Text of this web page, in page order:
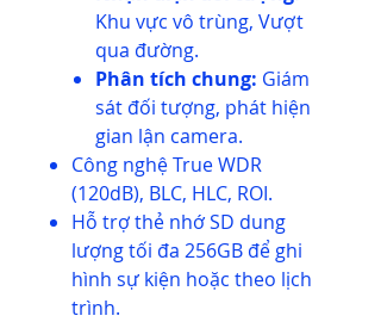
Khu vực vô trùng, Vượt
qua đường.
Phân tích chung: Giám
sát đối tượng, phát hiện
gian lận camera.
Công nghệ True WDR
(120dB), BLC, HLC, ROI.
Hỗ trợ thẻ nhớ SD dung
lượng tối đa 256GB để ghi
hình sự kiện hoặc theo lịch
trình.